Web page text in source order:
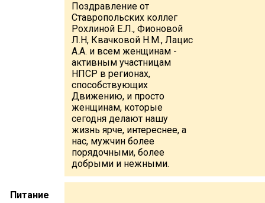
Поздравление от
Ставропольских коллег
Рохлиной Е.Л., Фионовой
Л.Н, Квачковой Н.М., Лацис
А.А. и всем женщинам -
активным участницам
НПСР в регионах,
способствующих
Движению, и просто
женщинам, которые
сегодня делают нашу
жизнь ярче, интереснее, а
нас, мужчин более
порядочными, более
добрыми и нежными.
Питание